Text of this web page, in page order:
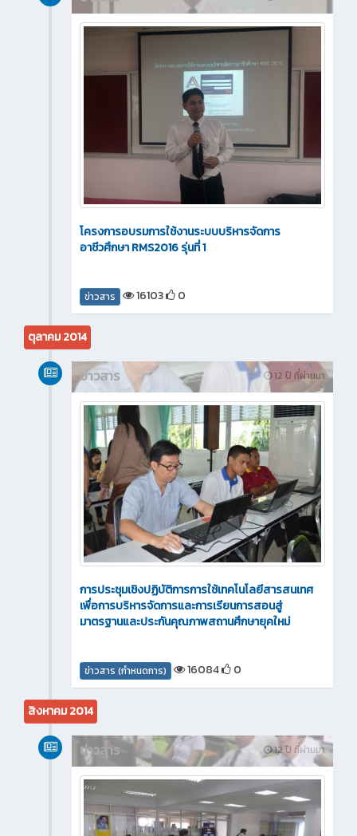
โครงการอบรมการใช้งานระบบบริหารจัดการ
อาชีวศึกษา RMS2016 รุ่นที่ 1
ข่าวสาร 16103 0
ตุลาคม 2014
12 ปี ที่ผ่านมา
ข่าวสาร
การประชุมเชิงปฏิบัติการการใช้เทคโนโลยีสารสนเทศ
เพื่อการบริหารจัดการและการเรียนการสอนสู่
มาตรฐานและประกันคุณภาพสถานศึกษายุคใหม่
ข่าวสาร (กำหนดการ) 16084 0
สิงหาคม 2014
12 ปี ที่ผ่านมา
ข่าวสาร